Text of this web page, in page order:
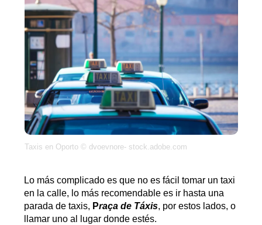
Taxis en Oporto © dvoevnore- stock.adobe.com
Lo más complicado es que no es fácil tomar un taxi
en la calle, lo más recomendable es ir hasta una
parada de taxis, Praça de Táxis, por estos lados, o
llamar uno al lugar donde estés.